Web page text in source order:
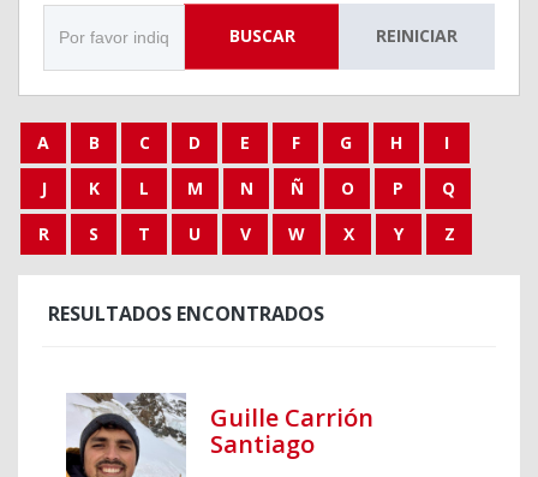
BUSCAR REINICIAR
A B C D E F G H
I
J
K L M N Ñ O P
Q
R
S T U V W X Y Z
RESULTADOS ENCONTRADOS
Guille Carrión
Santiago